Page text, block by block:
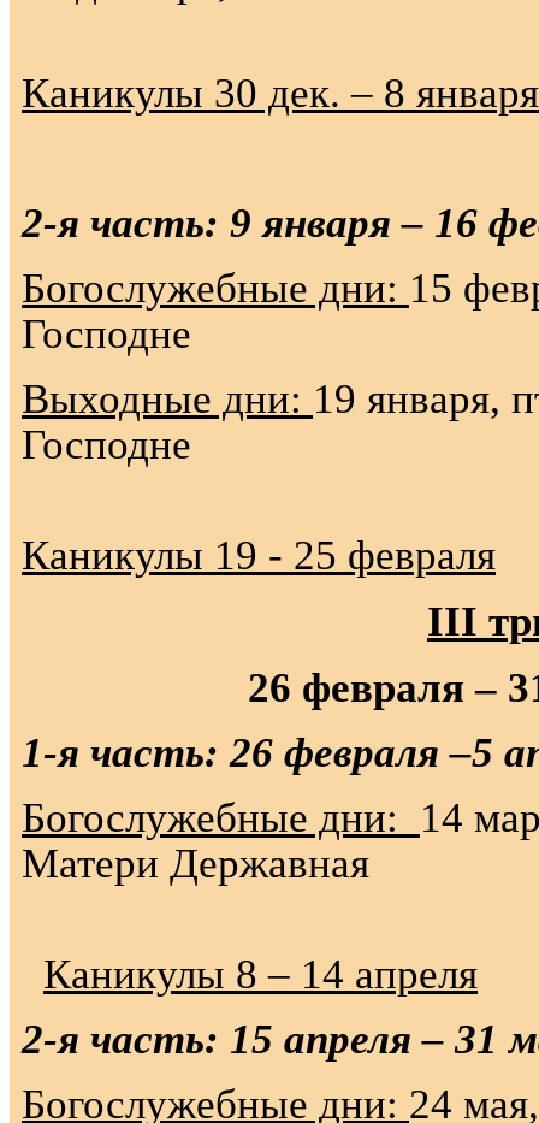
Каникулы 30 дек. – 8 января
2-я часть: 9 января – 16
Богослужебные дни: 15
Господне
Выходные дни: 19 января,
Господне
Каникулы 19 - 25 февраля
III
26 февраля –
1-я часть: 26 февраля –5
Богослужебные дни: 14
Матери Державная
Каникулы 8 – 14 апреля
2-я часть: 15 апреля – 31
Богослужебные дни: 24